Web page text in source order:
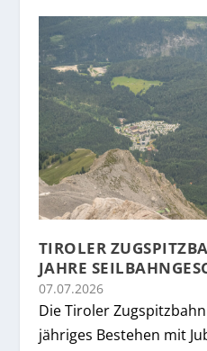
TIROLER
JAHRE
07.07.2026
Die Tiroler
jähriges Bestehen mit